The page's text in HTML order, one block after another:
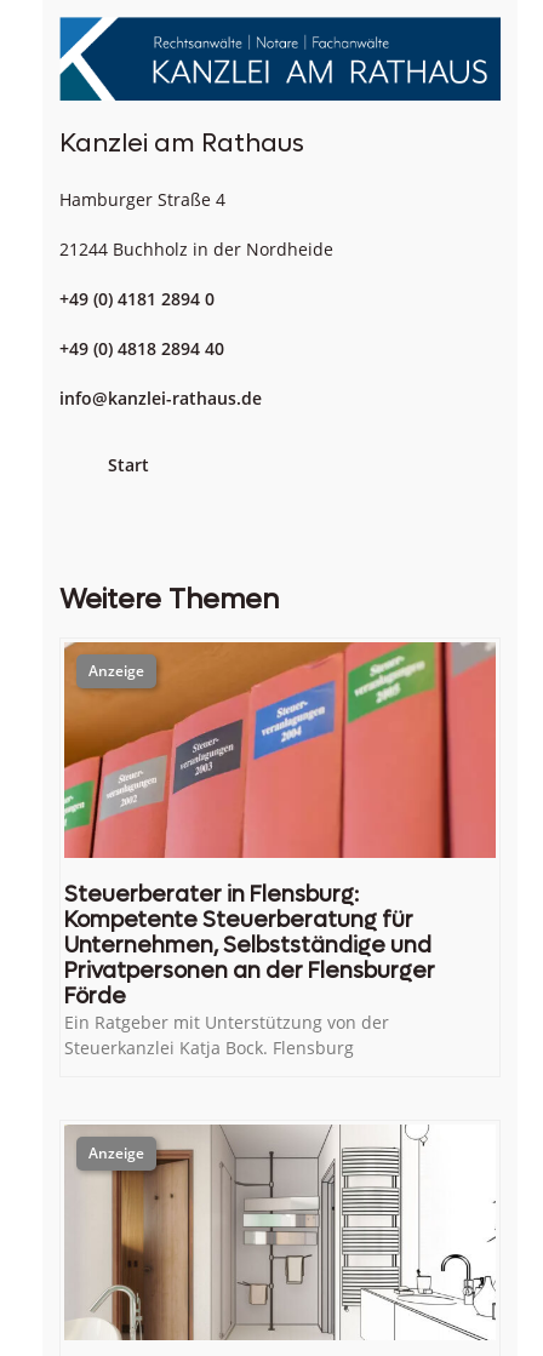
Kanzlei am Rathaus
Hamburger Straße 4
21244 Buchholz in der Nordheide
+49 (0) 4181 2894 0
+49 (0) 4818 2894 40
info@kanzlei-rathaus.de
Start
Weitere Themen
Steuerberater in Flensburg:
Kompetente Steuerberatung für
Unternehmen, Selbstständige und
Privatpersonen an der Flensburger
Förde
Ein Ratgeber mit Unterstützung von der
Steuerkanzlei Katja Bock. Flensburg